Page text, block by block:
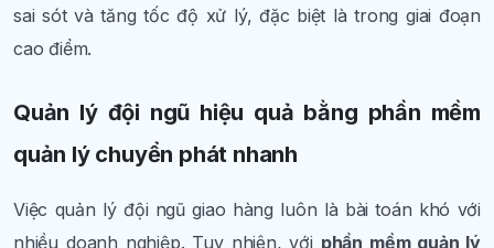
sai sót và tăng tốc độ xử lý, đặc biệt là trong giai đoạn
cao điểm.
Quản lý đội ngũ hiệu quả bằng phần mềm
quản lý chuyển phát nhanh
Việc quản lý đội ngũ giao hàng luôn là bài toán khó với
nhiều doanh nghiệp. Tuy nhiên, với phần mềm quản lý